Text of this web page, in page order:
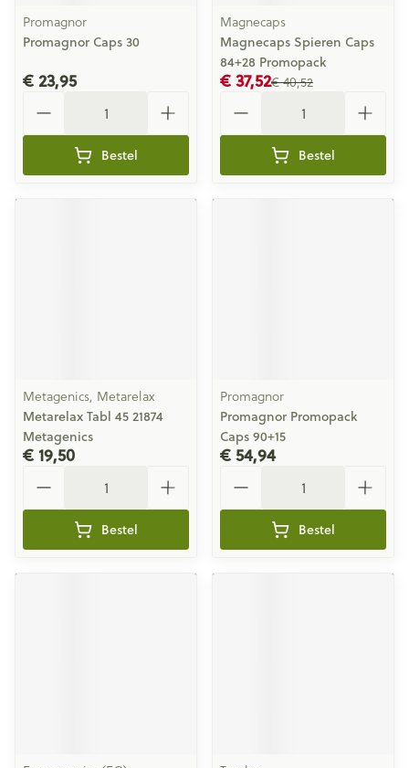
Promagnor
Promagnor Caps 30
€ 23,95
Bestel
Magnecaps
Magnecaps Spieren Caps
84+28 Promopack
€ 40,52
€ 37,52
Bestel
Metagenics, Metarelax
Metarelax Tabl 45 21874
Metagenics
€ 19,50
Bestel
Promagnor
Promagnor Promopack
Caps 90+15
€ 54,94
Bestel